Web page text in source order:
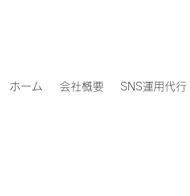
ホーム 会社概要 SNS運用代行